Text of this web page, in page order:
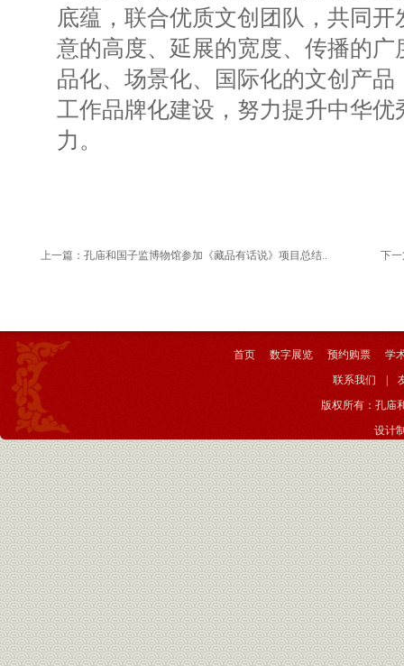
底蕴，联合优质文创团队，共同
意的高度、延展的宽度、传播的
品化、场景化、国际化的文创产
工作品牌化建设，努力提升中华
力。
上一篇： 孔庙和国子监博物馆参加《藏品有话说》项目总结.. 下
首页 数字展览 预约购票
学
联系我们
版权所有：孔庙
设计